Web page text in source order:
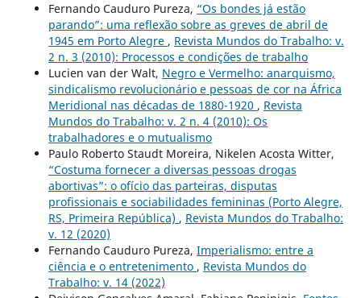
Fernando Cauduro Pureza, “Os bondes já estão
parando”: uma reflexão sobre as greves de abril de
1945 em Porto Alegre , Revista Mundos do Trabalho: v.
2 n. 3 (2010): Processos e condições de trabalho
Lucien van der Walt, Negro e Vermelho: anarquismo,
sindicalismo revolucionário e pessoas de cor na África
Meridional nas décadas de 1880-1920 , Revista
Mundos do Trabalho: v. 2 n. 4 (2010): Os
trabalhadores e o mutualismo
Paulo Roberto Staudt Moreira, Nikelen Acosta Witter,
“Costuma fornecer a diversas pessoas drogas
abortivas”: o ofício das parteiras, disputas
profissionais e sociabilidades femininas (Porto Alegre,
RS, Primeira República) , Revista Mundos do Trabalho:
v. 12 (2020)
Fernando Cauduro Pureza, Imperialismo: entre a
ciência e o entretenimento , Revista Mundos do
Trabalho: v. 14 (2022)